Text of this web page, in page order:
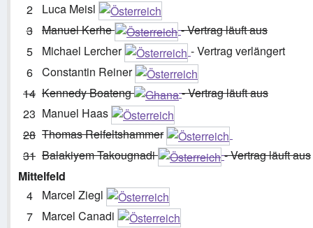
2
Luca Meisl
3 Manuel Kerhe
- Vertrag läuft aus
5
Michael Lercher
- Vertrag verlängert
6 Constantin Reiner
14 Kennedy Boateng
- Vertrag läuft aus
23 Manuel Haas
28 Thomas Reifeltshammer
31 Balakiyem Takougnadi
- Vertrag läuft aus
Mittelfeld
4
Marcel Ziegl
7
Marcel Canadi